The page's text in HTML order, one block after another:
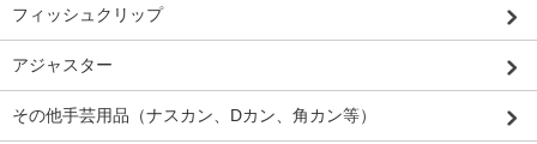
フィッシュクリップ
アジャスター
その他手芸用品（ナスカン、Dカン、角カン等）